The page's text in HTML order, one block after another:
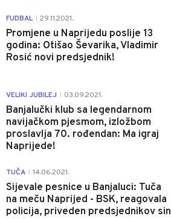
FUDBAL 29.11.2021.
Promjene u Naprijedu poslije 13
godina: Otišao Ševarika, Vladimir
Rosić novi predsjednik!
VELIKI JUBILEJ 03.09.2021.
Banjalučki klub sa legendarnom
navijačkom pjesmom, izložbom
proslavlja 70. rođendan: Ma igraj
Naprijede!
TUČA 14.06.2021.
Sijevale pesnice u Banjaluci: Tuča
na meču Naprijed - BSK, reagovala
policija, priveden predsjednikov sin